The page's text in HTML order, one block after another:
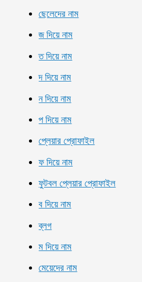
ছেলেদের নাম
জ দিয়ে নাম
ত দিয়ে নাম
দ দিয়ে নাম
ন দিয়ে নাম
প দিয়ে নাম
প্লেয়ার প্রোফাইল
ফ দিয়ে নাম
ফুটবল প্লেয়ার প্রোফাইল
ব দিয়ে নাম
ব্লগ
ম দিয়ে নাম
মেয়েদের নাম